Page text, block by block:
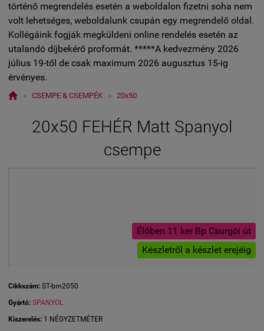
történő megrendelés esetén a weboldalon fizetni soha nem
volt lehetséges, weboldalunk csupán egy megrendelő oldal.
Kollégáink fogják megküldeni online rendelés esetén az
utalandó díjbekérő proformát. *****A kedvezmény 2026
július 19-től de csak maximum 2026 augusztus 15-ig
érvényes.
 » CSEMPE & CSEMPÉK » 20x50
20x50 FEHÉR Matt Spanyol
csempe
Élőben 11 ker Bp Csurgói út
Készletről a készlet erejéig
Cikkszám: ST-bm2050
Gyártó: SPANYOL
Kiszerelés: 1 NÉGYZETMÉTER